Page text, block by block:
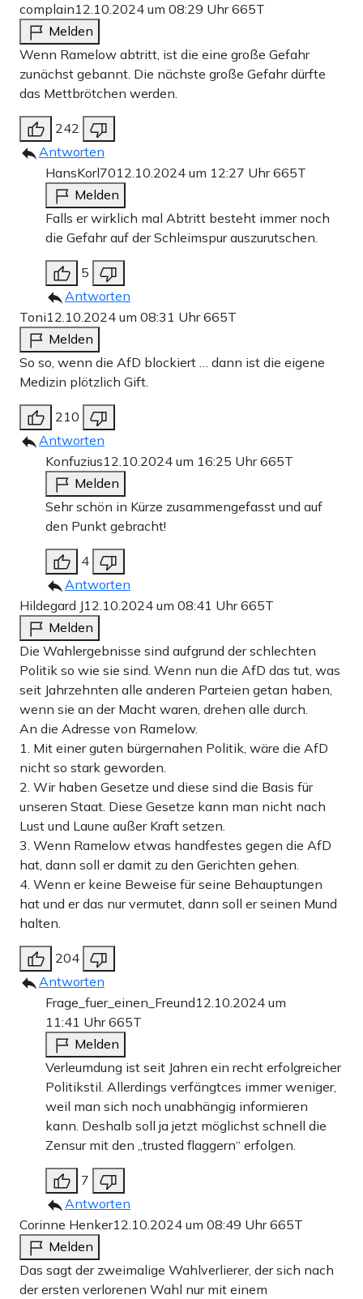
complain12.10.2024 um 08:29 Uhr665T
Melden
Wenn Ramelow abtritt, ist die eine große Gefahr
zunächst gebannt. Die nächste große Gefahr dürfte
das Mettbrötchen werden.
242
Antworten
HansKorl7012.10.2024 um 12:27 Uhr665T
Melden
Falls er wirklich mal Abtritt besteht immer noch
die Gefahr auf der Schleimspur auszurutschen.
5
Antworten
Toni12.10.2024 um 08:31 Uhr665T
Melden
So so, wenn die AfD blockiert … dann ist die eigene
Medizin plötzlich Gift.
210
Antworten
Konfuzius12.10.2024 um 16:25 Uhr665T
Melden
Sehr schön in Kürze zusammengefasst und auf
den Punkt gebracht!
4
Antworten
Hildegard J12.10.2024 um 08:41 Uhr665T
Melden
Die Wahlergebnisse sind aufgrund der schlechten
Politik so wie sie sind. Wenn nun die AfD das tut, was
seit Jahrzehnten alle anderen Parteien getan haben,
wenn sie an der Macht waren, drehen alle durch.
An die Adresse von Ramelow.
1. Mit einer guten bürgernahen Politik, wäre die AfD
nicht so stark geworden.
2. Wir haben Gesetze und diese sind die Basis für
unseren Staat. Diese Gesetze kann man nicht nach
Lust und Laune außer Kraft setzen.
3. Wenn Ramelow etwas handfestes gegen die AfD
hat, dann soll er damit zu den Gerichten gehen.
4. Wenn er keine Beweise für seine Behauptungen
hat und er das nur vermutet, dann soll er seinen Mund
halten.
204
Antworten
Frage_fuer_einen_Freund12.10.2024 um
11:41 Uhr665T
Melden
Verleumdung ist seit Jahren ein recht erfolgreicher
Politikstil. Allerdings verfängtces immer weniger,
weil man sich noch unabhängig informieren
kann. Deshalb soll ja jetzt möglichst schnell die
Zensur mit den „trusted flaggern“ erfolgen.
7
Antworten
Corinne Henker12.10.2024 um 08:49 Uhr665T
Melden
Das sagt der zweimalige Wahlverlierer, der sich nach
der ersten verlorenen Wahl nur mit einem